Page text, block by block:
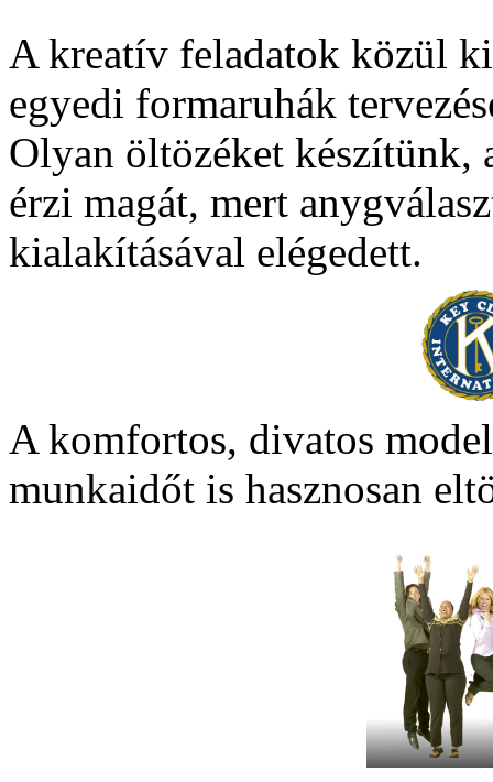
A kreatív feladatok közül
egyedi formaruhák
Olyan öltözéket
érzi magát, mert
kialakításával elégedett.
A komfortos, divatos
munkaidőt is hasznosan